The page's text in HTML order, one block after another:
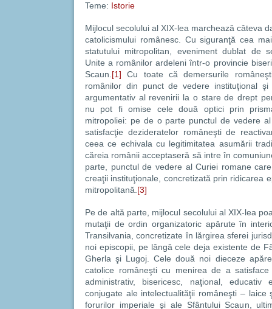
Teme: Istorie
Mijlocul secolului al XIX-lea marchează câteva
catolicismului românesc. Cu siguranţă cea
statutului mitropolitan, eveniment dublat de
Unite a românilor ardeleni într-o provincie
Scaun. [1] Cu toate că demersurile
românilor din punct de vedere instituţional
argumentativ al revenirii la o stare de drept
nu pot fi omise cele două optici prin
mitropoliei: pe de o parte punctul de vedere
satisfacţie dezideratelor româneşti de
ceea ce echivala cu legitimitatea asumării
căreia românii acceptaseră să intre în
parte, punctul de vedere al Curiei romane
creaţii instituţionale, concretizată prin ridicarea
mitropolitană. [3]
Pe de altă parte, mijlocul secolului al XIX-lea
mutaţii de ordin organizatoric apărute în
Transilvania, concretizate în lărgirea sferei
noi episcopii, pe lângă cele deja existente de
Gherla şi Lugoj. Cele două noi dieceze
catolice româneşti cu menirea de a
administrativ, bisericesc, naţional, educativ
conjugate ale intelectualităţii româneşti – laice
forurilor imperiale şi ale Sfântului Scaun,